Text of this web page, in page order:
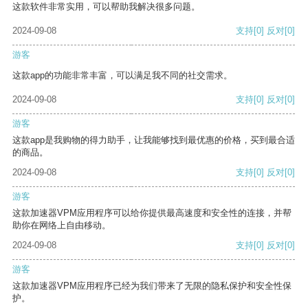
这款软件非常实用，可以帮助我解决很多问题。
2024-09-08 支持[0] 反对[0]
游客
这款app的功能非常丰富，可以满足我不同的社交需求。
2024-09-08 支持[0] 反对[0]
游客
这款app是我购物的得力助手，让我能够找到最优惠的价格，买到最合适
的商品。
2024-09-08
支持[0] 反对[0]
游客
这款加速器VPM应用程序可以给你提供最高速度和安全性的连接，并帮
助你在网络上自由移动。
2024-09-08
支持[0] 反对[0]
游客
这款加速器VPM应用程序已经为我们带来了无限的隐私保护和安全性保
护。